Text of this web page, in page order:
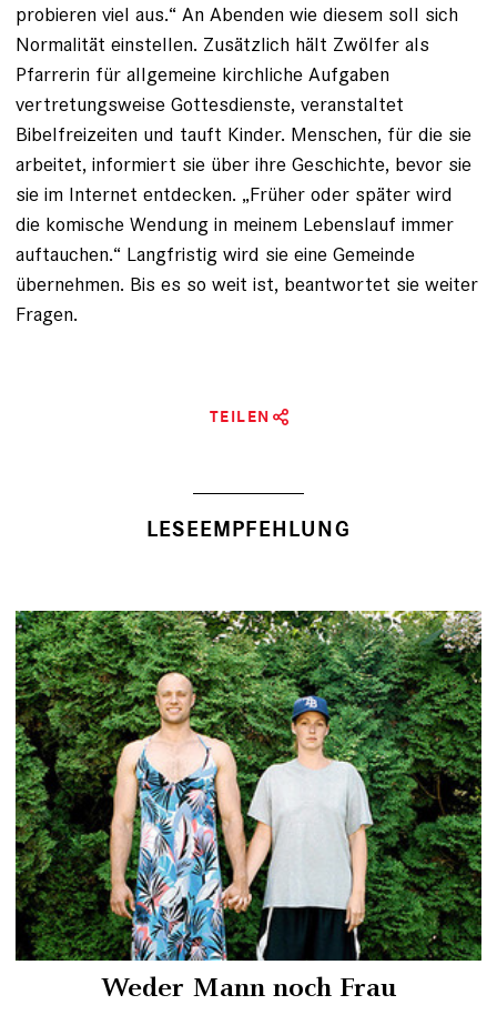
probieren viel aus.“ An Abenden wie diesem soll sich
Normalität einstellen. Zusätzlich hält Zwölfer als
Pfarrerin für allgemeine kirchliche Aufgaben
vertretungsweise Gottesdienste, veranstaltet
Bibelfreizeiten und tauft Kinder. Menschen, für die sie
arbeitet, informiert sie über ihre Geschichte, bevor sie
sie im Internet entdecken. „Früher oder später wird
die komische Wendung in meinem Lebenslauf immer
auftauchen.“ Langfristig wird sie eine Gemeinde
übernehmen. Bis es so weit ist, beantwortet sie weiter
Fragen.
TEILEN
LESEEMPFEHLUNG
Weder Mann noch Frau